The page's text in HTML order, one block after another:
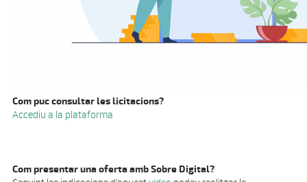
Com puc consultar les licitacions?
Accediu a la plataforma
Com presentar una oferta amb Sobre Digital?